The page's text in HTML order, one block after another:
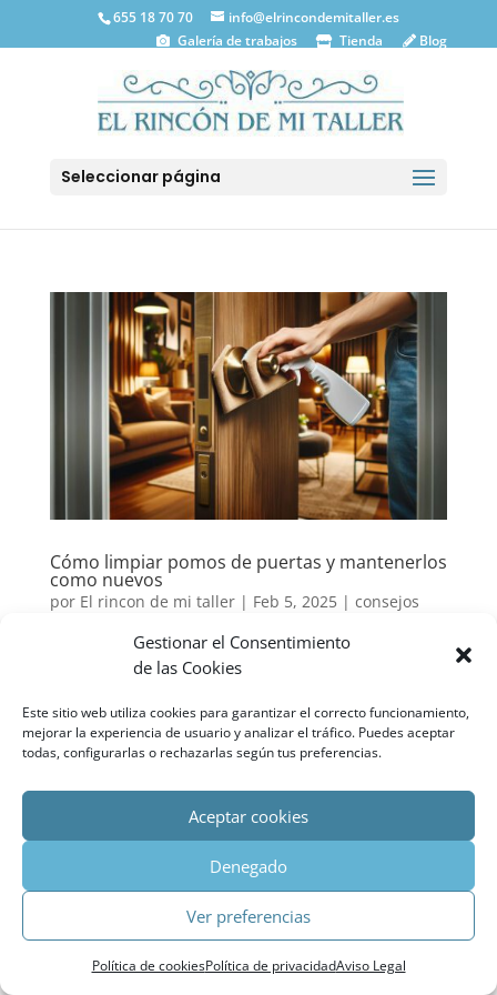
Gestionar el Consentimiento
de las Cookies
Este sitio web utiliza cookies para garantizar el correcto funcionamiento,
mejorar la experiencia de usuario y analizar el tráfico. Puedes aceptar
todas, configurarlas o rechazarlas según tus preferencias.
Aceptar cookies
Denegado
Ver preferencias
Política de cookiesPolítica de privacidadAviso Legal
655 18 70 70
info@elrincondemitaller.es
Galería de trabajos
Tienda Blog
Seleccionar página
Cómo limpiar pomos de puertas y mantenerlos
como nuevos
por El rincon de mi taller| Feb 5, 2025| consejos
En el mundo de la restauración de muebles y
decoración de interiores, cada detalle cuenta. Un
puertas puede marcar la diferencia en la estética de
un espacio. Pero, ¿qué pasa cuando estos pomos
Agencia SEO MadridImpacto SEOMarketing ©
Política
Política de privacidad